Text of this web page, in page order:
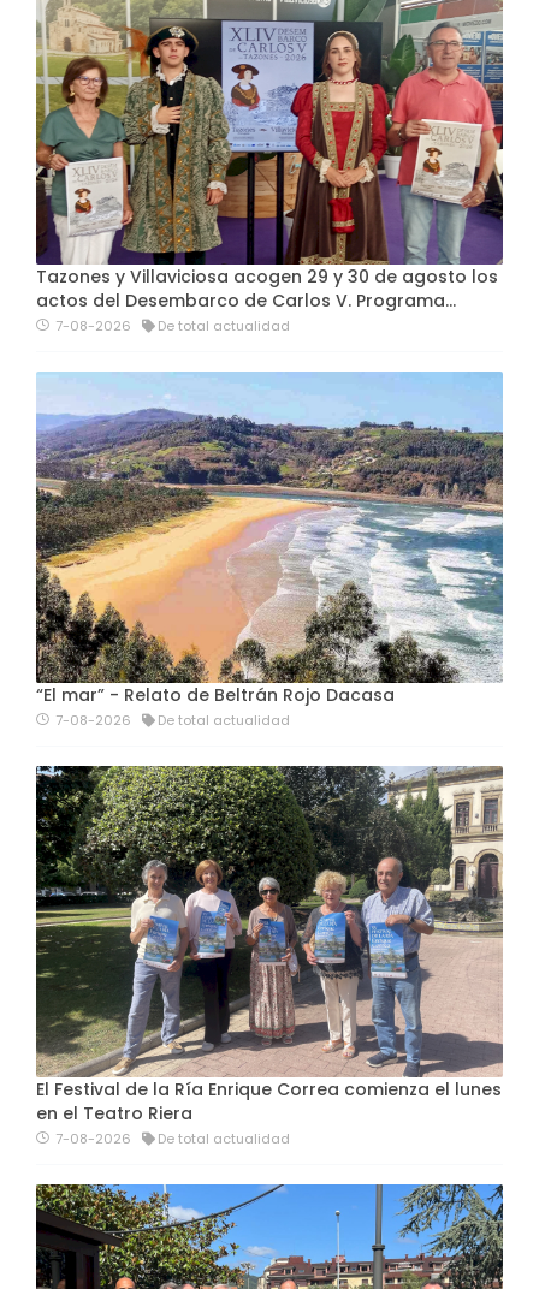
Tazones y Villaviciosa acogen 29 y 30 de agosto los
actos del Desembarco de Carlos V. Programa…
7-08-2026 De total actualidad
“El mar” - Relato de Beltrán Rojo Dacasa
7-08-2026 De total actualidad
El Festival de la Ría Enrique Correa comienza el lunes
en el Teatro Riera
7-08-2026 De total actualidad